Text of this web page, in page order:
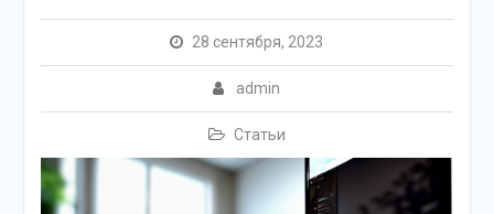
28 сентября, 2023
admin
Статьи